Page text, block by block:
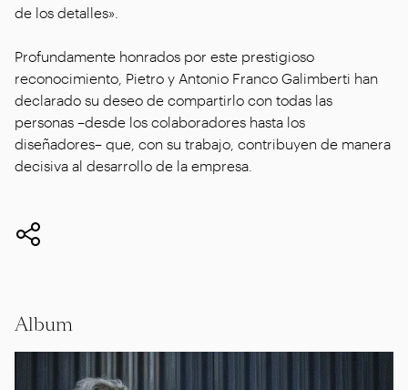
de los detalles».
Profundamente honrados por este prestigioso
reconocimiento, Pietro y Antonio Franco Galimberti han
declarado su deseo de compartirlo con todas las
personas –desde los colaboradores hasta los
diseñadores– que, con su trabajo, contribuyen de manera
decisiva al desarrollo de la empresa.
Album